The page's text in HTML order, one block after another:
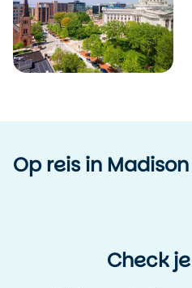
Op reis in Madison
Check je